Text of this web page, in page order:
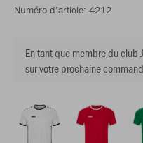
Numéro d’article: 4212
En tant que membre du club
sur votre prochaine